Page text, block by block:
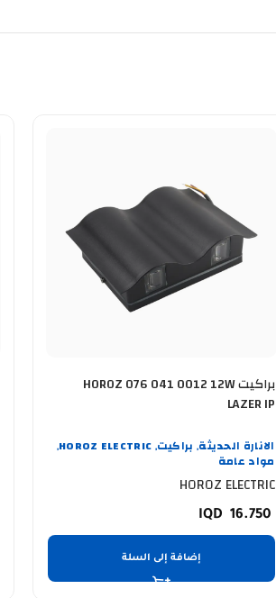
براكيت HOROZ 076 041 0012 12W
LAZER IP
الانارة الحديثة, براكيت,
HOROZ ELECTRIC
,
مواد عامة
HOROZ ELECTRIC
16.750
إضافة إلى السلة